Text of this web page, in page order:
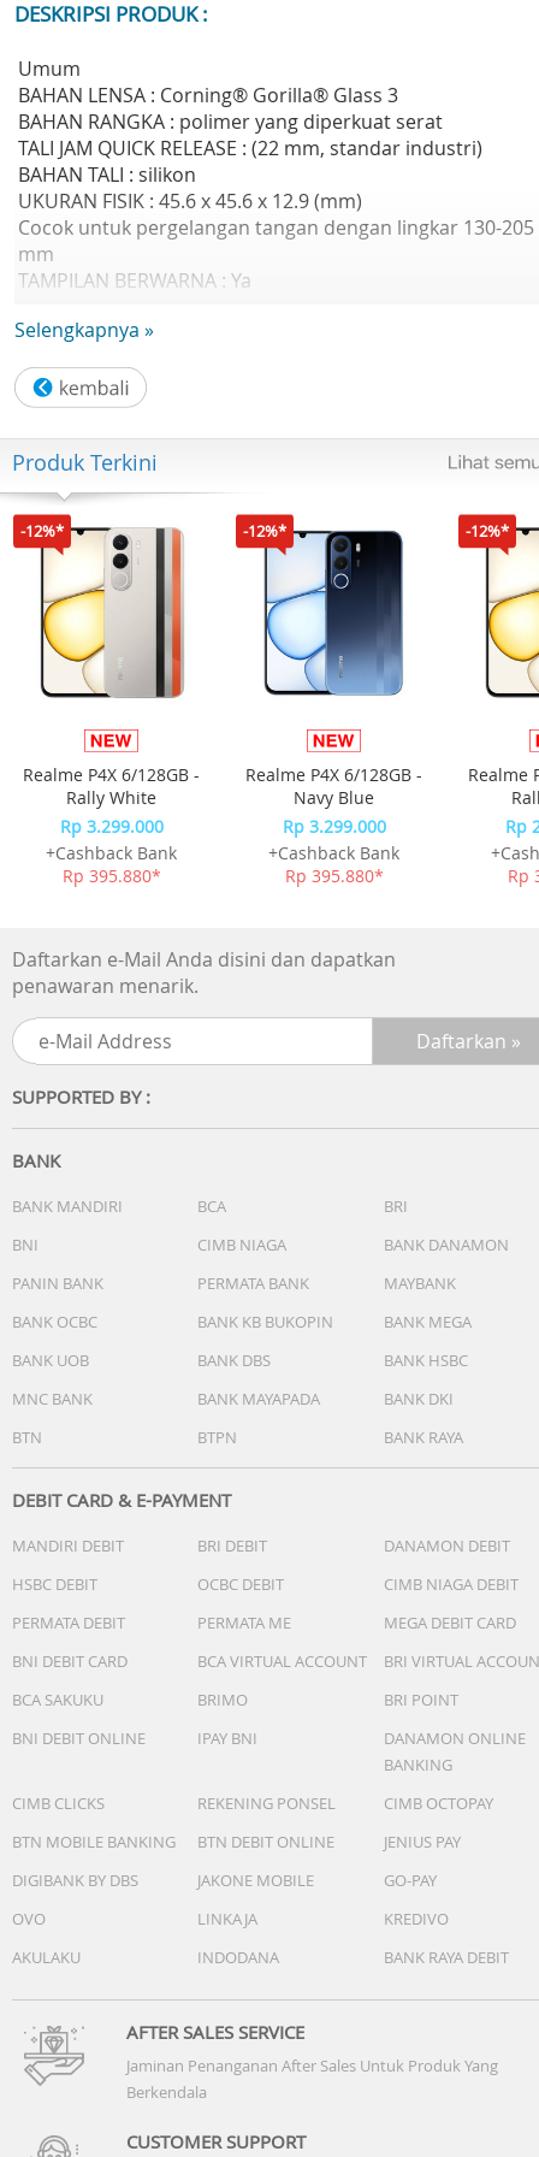
DESKRIPSI PRODUK :
Umum
BAHAN LENSA : Corning® Gorilla® Glass 3
BAHAN RANGKA : polimer yang diperkuat serat
TALI JAM QUICK RELEASE : (22 mm, standar industri)
BAHAN TALI : silikon
UKURAN FISIK : 45.6 x 45.6 x 12.9 (mm)
Cocok untuk pergelangan tangan dengan lingkar 130-205
mm
TAMPILAN BERWARNA : Ya
RESOLUSI TAMPILAN : 260 x 260 piksel
memori-in-pixel (MIP)
BERAT : 49 g
MASA PAKAI BATERAI : Smartwatch mode: Hingga 14 hari
GPS-only GNSS mode : Hingga 30 jam
All-Systems GNSS mode : Hingga 25 jam
All-Systems GNSS mode plus Multi-Band : Hingga 16 jam
KETAHANAN AIR : 5 ATM
MEMORI/RIWAYAT : 200 jam data aktivitas
Fitur Jam
WAKTU/TANGGAL
SINKRONISASI WAKTU GPS
DAYLIGHT SAVING TIME OTOMATIS
JAM ALARM
STOPWATCH
WAKTU MATAHARI TERBIT/TENGGELAM
Pemantauan Kesehatan
DENYUT JANTUNG BERBASIS PERGELANGAN TANGAN
PERINGATAN DENYUT JANTUNG ABNORMAL : ya (tinggi
rendah)
TINGKAT PERNAPASAN (24X7)
SATURASI OKSIGEN DARAH PULSE OX : ya (pemeriksaan di
opsional)
USIA KEBUGARAN
BODY BATTERY ENERGY MONITOR
TIMER RELAKSASI PERNAPASAN
TIDUR : Ya (Tingkat Lanjut)
HIDRASI : ya (di Garmin Connect dan widget Connect IQ
opsional)
Connect IQ opsional)
HEALTH SNAPSHOT
Sensor
GPS
GLONASS
MULTI-FREQUENCY POSITIONING
MONITOR DENYUT JANTUNG PERGELANGAN GARMIN
ALTIMETER BAROMETRIK
COMPASS
AKSELEROMETER
TERMOMETER
PEMANTAUAN SATURASI OKSIGEN DARAH PULSE OX
Fitur Smart Harian
KONEKTIVITAS : Bluetooth®, ANT+, Wi-Fi®
CONNECT IQ (TAMPILAN JAM, KOLOM DATA, WIDGET, DAN
APLIKASI YANG DAPAT DIUNDUH)
ON-DEVICE CONNECT IQ STORE
SMART NOTIFICATIONS
UNTUK ANDROID™)
KALENDER
CUACA
SINKRONISASI PENGATURAN REALTIME DENGAN GARMIN
HEMAT BATERAI - JAM TANGAN BERDAYA RENDAH YANG
Selengkapnya »
Produk Terkini
-12%*
Realme P4X 6/128GB -
Rally White
Rp 3.299.000
+Cashback Bank
Rp 395.880*
-12%*
Realme P4X 6/128GB -
Navy Blue
Rp 3.299.000
+Cashback Bank
Rp 395.880*
-12%*
Realme
Rp
Rp
Daftarkan e-Mail Anda disini dan dapatkan
penawaran menarik.
SUPPORTED BY :
BANK
BANK MANDIRI BCA
BRI
BNI
CIMB NIAGA
BANK DANAMON
PANIN BANK
PERMATA BANK
MAYBANK
BANK OCBC
BANK KB BUKOPIN
BANK MEGA
BANK UOB
BANK DBS
BANK HSBC
MNC BANK
BANK MAYAPADA
BANK DKI
BTN
BTPN BANK RAYA
DEBIT CARD & E-PAYMENT
MANDIRI DEBIT BRI DEBIT
DANAMON DEBIT
HSBC DEBIT
OCBC DEBIT
CIMB NIAGA DEBIT
PERMATA DEBIT
PERMATA ME
MEGA DEBIT CARD
BNI DEBIT CARD
BCA VIRTUAL ACCOUNT
BRI VIRTUAL
BCA SAKUKU
BRIMO
BRI POINT
BNI DEBIT ONLINE
IPAY BNI
DANAMON ONLINE
BANKING
CIMB CLICKS
REKENING PONSEL
CIMB OCTOPAY
BTN MOBILE BANKING
BTN DEBIT ONLINE
JENIUS PAY
DIGIBANK BY DBS
JAKONE MOBILE
GO-PAY
OVO
LINKAJA
KREDIVO
AKULAKU
INDODANA BANK RAYA DEBIT
AFTER SALES SERVICE
Jaminan Penanganan After Sales Untuk Produk Yang
Berkendala
CUSTOMER SUPPORT